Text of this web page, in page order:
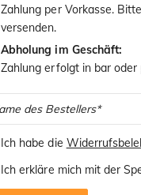
Zahlung per Vorkasse.
versenden.
Abholung im Geschäft:
Zahlung erfolgt in bar
Ich habe die
Ich erkläre mich mit der